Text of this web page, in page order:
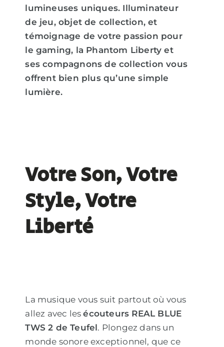
lumineuses uniques. Illuminateur
de jeu, objet de collection, et
témoignage de votre passion pour
le gaming, la Phantom Liberty et
ses compagnons de collection vous
offrent bien plus qu’une simple
lumière.
Votre Son, Votre
Style, Votre
Liberté
La musique vous suit partout où vous
allez avec lesécouteurs REAL BLUE
TWS 2 de Teufel. Plongez dans un
monde sonore exceptionnel, que ce